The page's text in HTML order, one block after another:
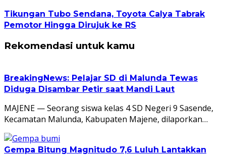
Tikungan Tubo Sendana, Toyota Calya Tabrak
Pemotor Hingga Dirujuk ke RS
Rekomendasi untuk kamu
BreakingNews: Pelajar SD di Malunda Tewas
Diduga Disambar Petir saat Mandi Laut
MAJENE — Seorang siswa kelas 4 SD Negeri 9 Sasende,
Kecamatan Malunda, Kabupaten Majene, dilaporkan…
Gempa Bitung Magnitudo 7,6 Luluh Lantakkan